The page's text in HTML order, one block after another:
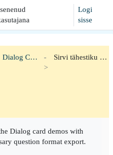
Logi
sisse
Dialog Cards Sirvi tähestiku järgi
Dialog card demos with
question format export.